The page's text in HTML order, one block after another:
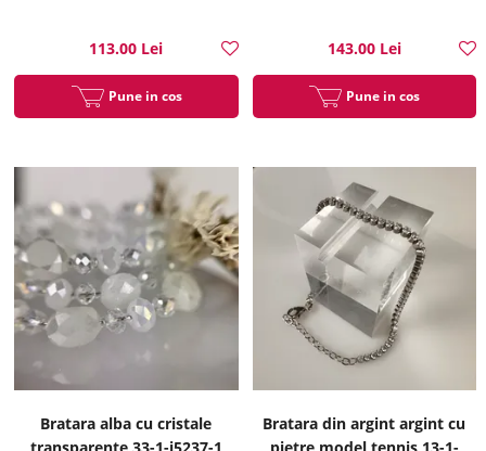
113.00 Lei
Pune in cos
143.00 Lei
Pune in cos
Bratara alba cu cristale
Bratara din argint argint cu